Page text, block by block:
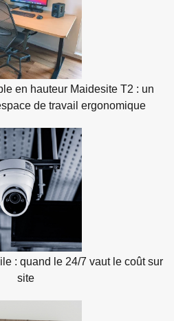
en hauteur Maidesite T2 : un
de travail ergonomique
: quand le 24/7 vaut le coût sur
site